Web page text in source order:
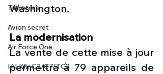
Tiltrotors
Avion secret
Air Force One
IAI Kfir C2/C7/TC2
Washington.
La modernisation
La vente de cette mise à jour
permettra à 79 appareils de